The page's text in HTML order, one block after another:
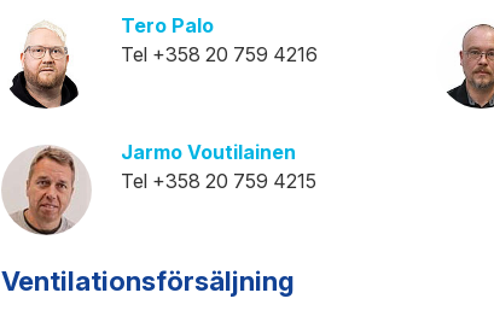
Tero Palo
Tel +358 20 759 4216
Jarmo Voutilainen
Tel +358 20 759 4215
Ventilationsförsäljning